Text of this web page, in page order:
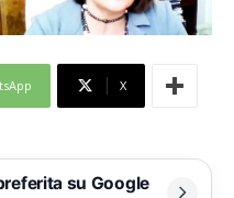
X
su Google